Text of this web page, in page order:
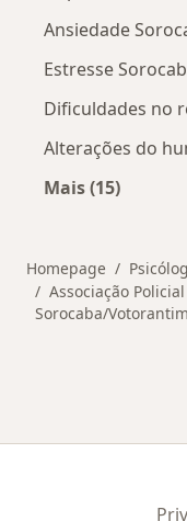
Ansiedade
Estresse
Dificuldades no
Alterações do
Mais (15)
Homepage
Associação
Sorocaba/Votorantim